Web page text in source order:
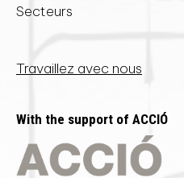
Secteurs
Travaillez avec nous
With the support of ACCIÓ